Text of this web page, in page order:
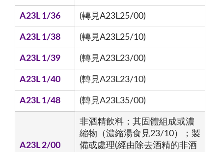
A23L 1/36 (轉見A23L25/00)
A23L 1/38 (轉見A23L25/10)
A23L 1/39 (轉見A23L23/00)
A23L 1/40 (轉見A23L23/10)
A23L 1/48 (轉見A23L35/00)
A23L 2/00
非酒精飲料；其固體組成或濃
縮物（濃縮湯食見23/10）；製
備或處理(經由除去酒精的非酒